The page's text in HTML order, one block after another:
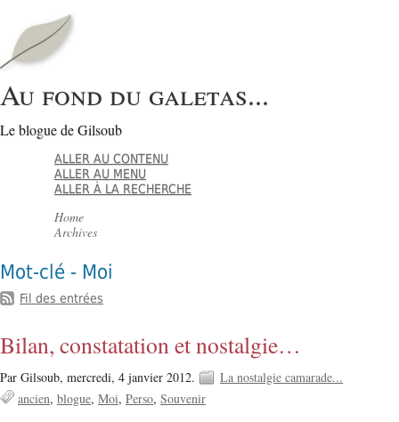
Au fond du galetas...
Le blogue de Gilsoub
ALLER AU CONTENU
ALLER AU MENU
ALLER À LA RECHERCHE
Home
Archives
Mot-clé - Moi
Fil des entrées
Bilan, constatation et nostalgie…
Par Gilsoub, mercredi, 4 janvier 2012.
La nostalgie camarade...
ancien blogue Moi Perso Souvenir